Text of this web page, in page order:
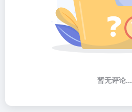
暂无评论...